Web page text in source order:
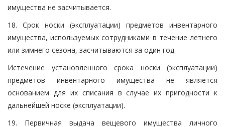
имущества не засчитывается.
18. Срок носки (эксплуатации) предметов инвентарного
имущества, используемых сотрудниками в течение летнего
или зимнего сезона, засчитываются за один год.
Истечение установленного срока носки (эксплуатации)
предметов инвентарного имущества не является
основанием для их списания в случае их пригодности к
дальнейшей носке (эксплуатации).
19. Первичная выдача вещевого имущества личного